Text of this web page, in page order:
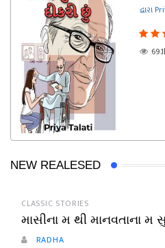
દ્વારા
NEW REALESED
CLASSIC STORIES
માસીના મ થી માનવતાના મ
RADHA